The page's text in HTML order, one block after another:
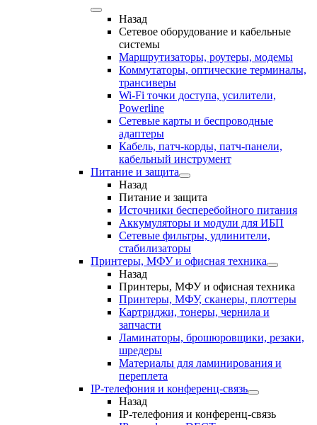
Назад
Сетевое оборудование и кабельные
системы
Маршрутизаторы, роутеры, модемы
Коммутаторы, оптические терминалы,
трансиверы
Wi-Fi точки доступа, усилители,
Powerline
Сетевые карты и беспроводные
адаптеры
Кабель, патч-корды, патч-панели,
кабельный инструмент
Питание и защита
Назад
Питание и защита
Источники бесперебойного питания
Аккумуляторы и модули для ИБП
Сетевые фильтры, удлинители,
стабилизаторы
Принтеры, МФУ и офисная техника
Назад
Принтеры, МФУ и офисная техника
Принтеры, МФУ, сканеры, плоттеры
Картриджи, тонеры, чернила и
запчасти
Ламинаторы, брошюровщики, резаки,
шредеры
Материалы для ламинирования и
переплета
IP-телефония и конференц-связь
Назад
IP-телефония и конференц-связь